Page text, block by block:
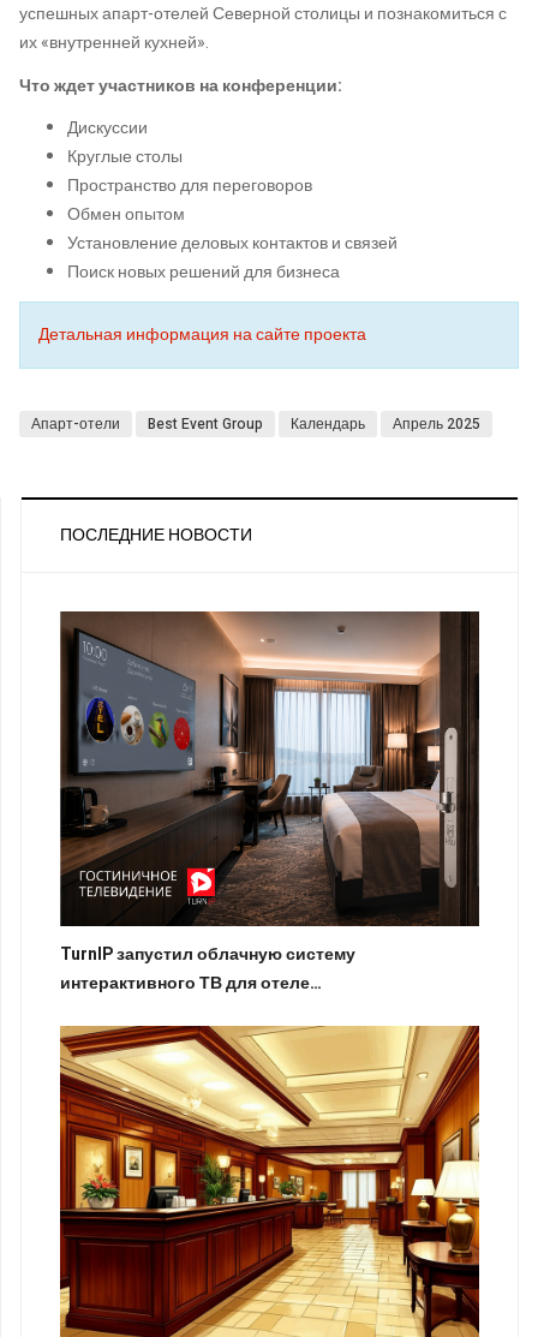
успешных апарт-отелей Северной столицы и познакомиться с
их «внутренней кухней».
Что ждет участников на конференции:
Дискуссии
Круглые столы
Пространство для переговоров
Обмен опытом
Установление деловых контактов и связей
Поиск новых решений для бизнеса
Детальная информация на сайте проекта
Апарт-отели Best Event Group Календарь Апрель 2025
ПОСЛЕДНИЕ НОВОСТИ
TurnIP запустил облачную систему
интерактивного ТВ для отеле…